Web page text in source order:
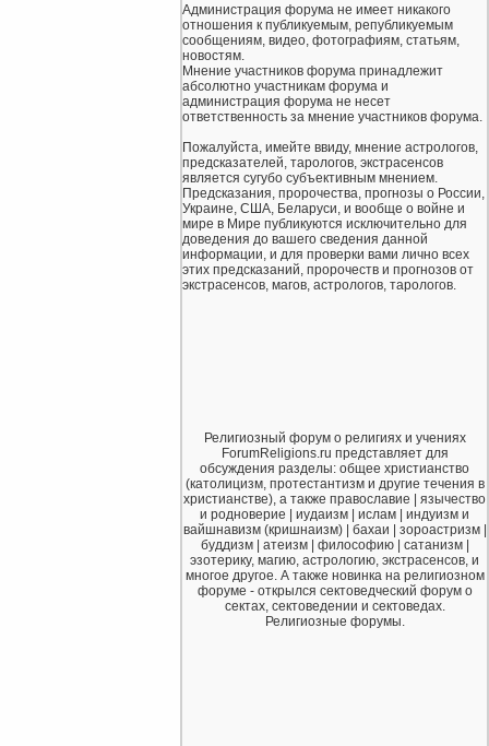
Администрация форума не имеет никакого
отношения к публикуемым, републикуемым
сообщениям, видео, фотографиям, статьям,
новостям.
Мнение участников форума принадлежит
абсолютно участникам форума и
администрация форума не несет
ответственность за мнение участников форума.
Пожалуйста, имейте ввиду, мнение астрологов,
предсказателей, тарологов, экстрасенсов
является сугубо субъективным мнением.
Предсказания, пророчества, прогнозы о России,
Украине, США, Беларуси, и вообще о войне и
мире в Мире публикуются исключительно для
доведения до вашего сведения данной
информации, и для проверки вами лично всех
этих предсказаний, пророчеств и прогнозов от
экстрасенсов, магов, астрологов, тарологов.
Религиозный форум о религиях и учениях
ForumReligions.ru представляет для
обсуждения разделы: общее христианство
(католицизм, протестантизм и другие течения в
христианстве), а также православие | язычество
и родноверие | иудаизм | ислам | индуизм и
вайшнавизм (кришнаизм) | бахаи | зороастризм |
буддизм | атеизм | философию | сатанизм |
эзотерику, магию, астрологию, экстрасенсов, и
многое другое. А также новинка на религиозном
форуме - открылся сектоведческий форум о
сектах, сектоведении и сектоведах.
Религиозные форумы.